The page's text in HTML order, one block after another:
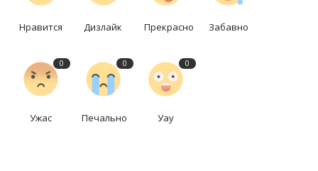
Нравится Дизлайк Прекрасно Забавно
0
Ужас
0
Печально
0
Уау